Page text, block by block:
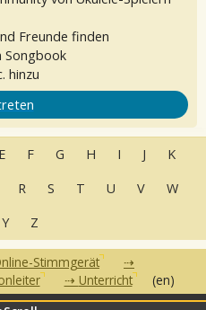
Freunde finden
Songbook
hinzu
E F G H I J
K
R S T U V
W
Y Z
Stimmgerät
Unterricht (en)